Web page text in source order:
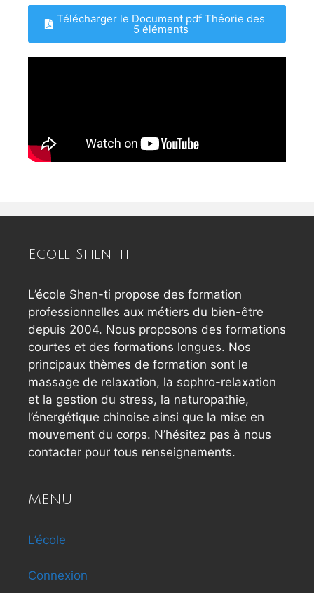
Télécharger le Document pdf Théorie des
5 éléments
Ecole Shen-ti
L’école Shen-ti propose des formation
professionnelles aux métiers du bien-être
depuis 2004. Nous proposons des formations
courtes et des formations longues. Nos
principaux thèmes de formation sont le
massage de relaxation, la sophro-relaxation
et la gestion du stress, la naturopathie,
l’énergétique chinoise ainsi que la mise en
mouvement du corps. N’hésitez pas à nous
contacter pour tous renseignements.
MENU
L’école
Connexion